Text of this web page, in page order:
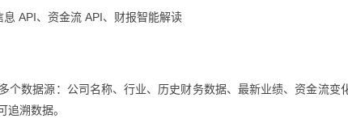
API、资金流 API、财报智能解读
个数据源：公司名称、行业、历史财务数据、最新业绩、资金流变
溯数据。